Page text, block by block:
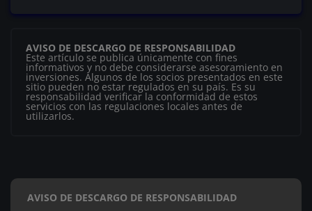
AVISO DE DESCARGO DE RESPONSABILIDAD
Este artículo se publica únicamente con fines
informativos y no debe considerarse asesoramiento en
inversiones. Algunos de los socios presentados en este
sitio pueden no estar regulados en su país. Es su
responsabilidad verificar la conformidad de estos
servicios con las regulaciones locales antes de
utilizarlos.
AVISO DE DESCARGO DE RESPONSABILIDAD